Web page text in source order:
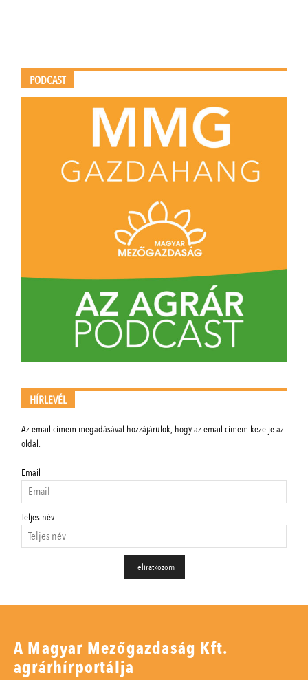
PODCAST
HÍRLEVÉL
Az email címem megadásával hozzájárulok, hogy az email címem kezelje az
oldal.
Email
Teljes név
A Magyar Mezőgazdaság Kft.
agrárhírportálja